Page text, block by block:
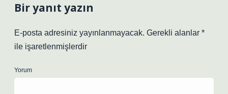
Bir yanıt yazın
E-posta adresiniz yayınlanmayacak. Gerekli alanlar *
ile işaretlenmişlerdir
Yorum